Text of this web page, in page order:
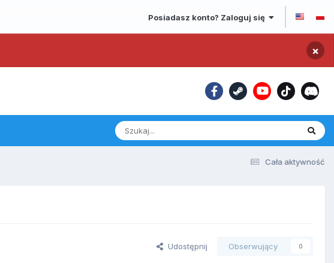
Posiadasz konto? Zaloguj się
×
Cała aktywność
Udostępnij Obserwujący 0